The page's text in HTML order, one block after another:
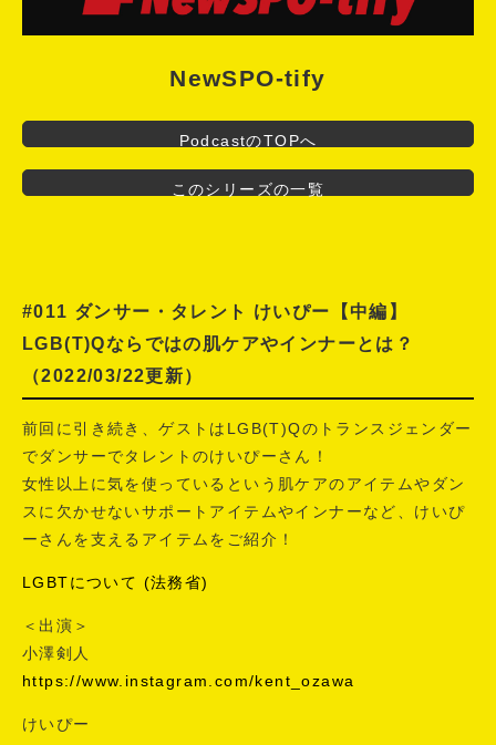
NewSPO-tify
PodcastのTOPへ
このシリーズの一覧
#011 ダンサー・タレント けいぴー【中編】
LGB(T)Qならではの肌ケアやインナーとは？
（2022/03/22更新）
前回に引き続き、ゲストはLGB(T)Qのトランスジェンダー
でダンサーでタレントのけいぴーさん！
女性以上に気を使っているという肌ケアのアイテムやダン
スに欠かせないサポートアイテムやインナーなど、けいぴ
ーさんを支えるアイテムをご紹介！
LGBTについて (法務省)
＜出演＞
小澤剣人
https://www.instagram.com/kent_ozawa
けいぴー